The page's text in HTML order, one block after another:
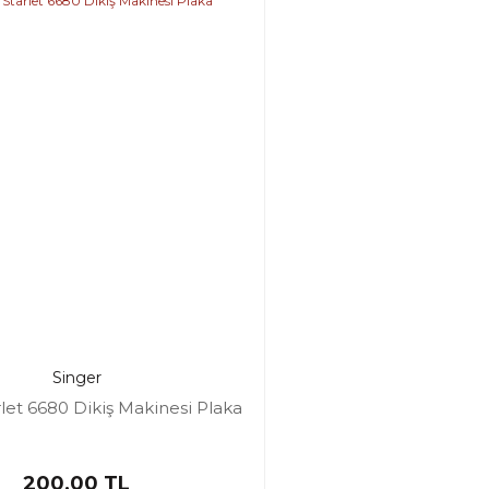
Singer
6680 Dikiş Makinesi Plaka
200,00 TL